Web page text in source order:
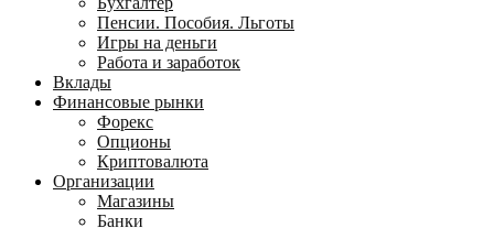
Пенсии. Пособия. Льготы
Игры на деньги
Работа и заработок
Вклады
Финансовые рынки
Форекс
Опционы
Криптовалюта
Организации
Магазины
Банки